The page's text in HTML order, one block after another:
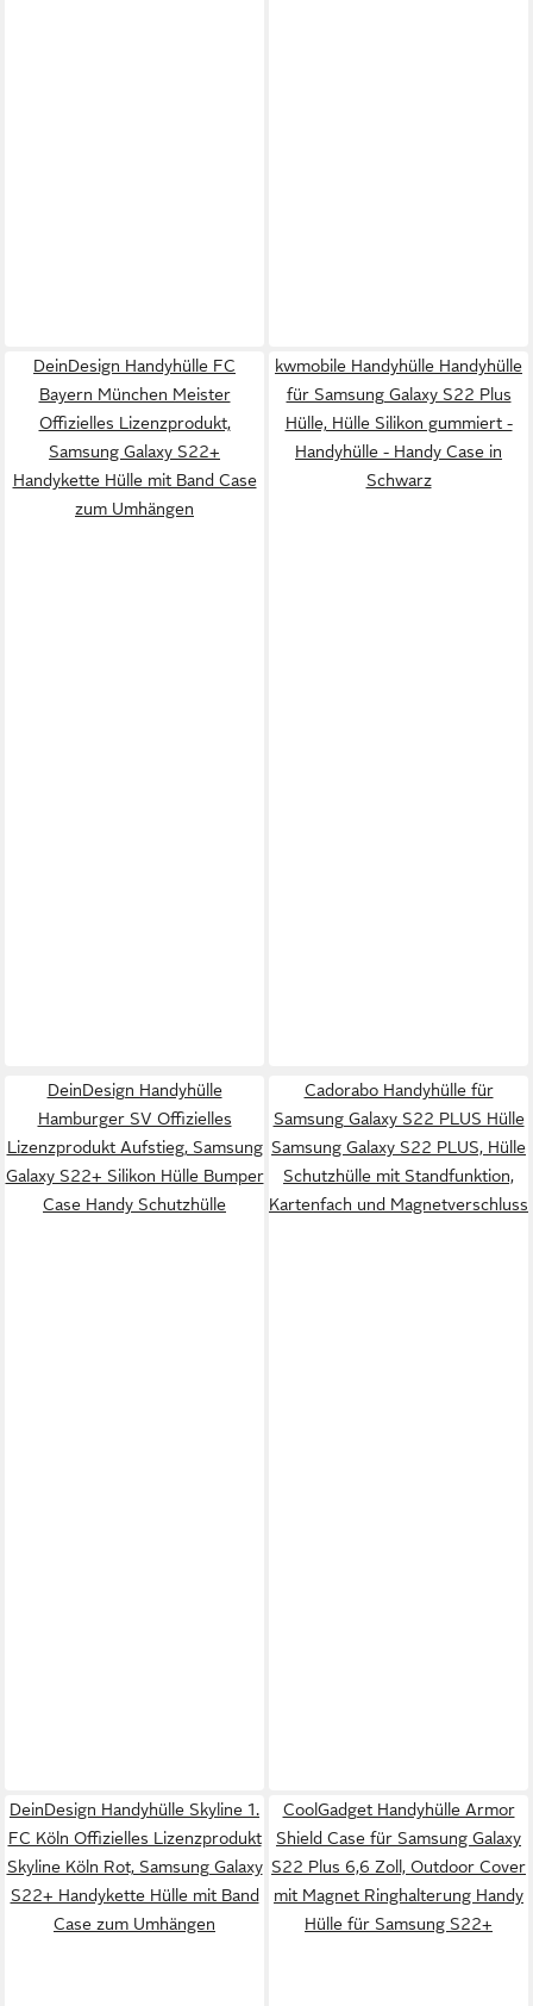
DeinDesign Handyhülle FC
Bayern München Meister
Offizielles Lizenzprodukt,
Samsung Galaxy S22+
Handykette Hülle mit Band Case
zum Umhängen
kwmobile Handyhülle Handyhülle
für Samsung Galaxy S22 Plus
Hülle, Hülle Silikon gummiert -
Handyhülle - Handy Case in
Schwarz
DeinDesign Handyhülle
Hamburger SV Offizielles
Lizenzprodukt Aufstieg, Samsung
Galaxy S22+ Silikon Hülle Bumper
Case Handy Schutzhülle
Cadorabo Handyhülle für
Samsung Galaxy S22 PLUS Hülle
Samsung Galaxy S22 PLUS, Hülle
Schutzhülle mit Standfunktion,
Kartenfach und Magnetverschluss
DeinDesign Handyhülle Skyline 1.
FC Köln Offizielles Lizenzprodukt
Skyline Köln Rot, Samsung Galaxy
S22+ Handykette Hülle mit Band
Case zum Umhängen
CoolGadget Handyhülle Armor
Shield Case für Samsung Galaxy
S22 Plus 6,6 Zoll, Outdoor Cover
mit Magnet Ringhalterung Handy
Hülle für Samsung S22+